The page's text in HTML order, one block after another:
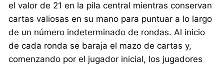
el valor de 21 en la pila central mientras conservan
cartas valiosas en su mano para puntuar a lo largo
de un número indeterminado de rondas. Al inicio
de cada ronda se baraja el mazo de cartas y,
comenzando por el jugador inicial, los jugadores